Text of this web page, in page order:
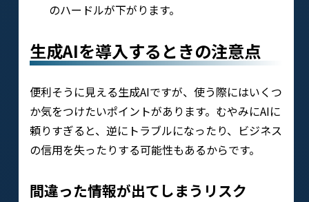
のハードルが下がります。
生成AIを導入するときの注意点
便利そうに見える生成AIですが、使う際にはいくつ
か気をつけたいポイントがあります。むやみにAIに
頼りすぎると、逆にトラブルになったり、ビジネス
の信用を失ったりする可能性もあるからです。
間違った情報が出てしまうリスク